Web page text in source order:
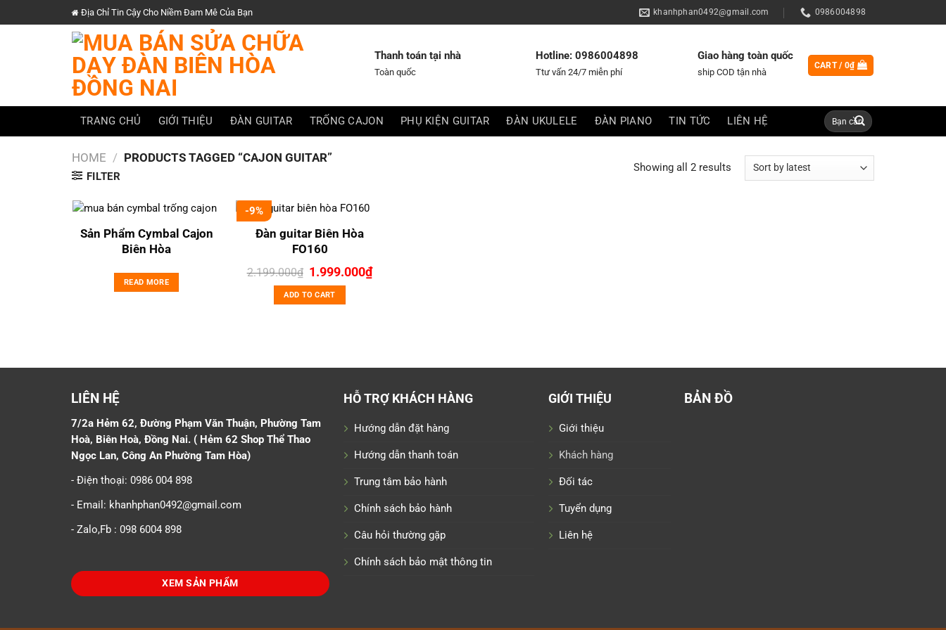
đến
Địa Chỉ Tin Cậy Cho Niềm Đam Mê Của Bạn khanhphan0492@gmail.com 0986004898
Thanh toán tại nhà
Toàn quốc
Hotline: 0986004898
Ttư vấn 24/7 miễn phí
Giao hàng toàn quốc
ship COD tận nhà
CART / 0₫
TRANG CHỦ GIỚI THIỆU ĐÀN GUITAR TRỐNG CAJON PHỤ KIỆN GUITAR ĐÀN UKULELE ĐÀN PIANO TIN TỨC LIÊN HỆ
Search
for:
HOME / PRODUCTS TAGGED “CAJON GUITAR”
FILTER
Showing all 2 results
Sản Phẩm Cymbal Cajon
Biên Hòa
READ MORE
-9%
Đàn guitar Biên Hòa
FO160
2.199.000₫ Original
price
was:
2.199.000₫.
1.999.000₫Current
price
ADD TO CART
LIÊN HỆ
7/2a Hẻm 62, Đường Phạm Văn Thuận, Phường Tam
Hoà, Biên Hoà, Đồng Nai. ( Hẻm 62 Shop Thể Thao
Ngọc Lan, Công An Phường Tam Hòa)
- Điện thoại: 0986 004 898
- Email: khanhphan0492@gmail.com
- Zalo,Fb : 098 6004 898
XEM SẢN PHẨM
HỖ TRỢ KHÁCH HÀNG
Hướng dẫn đặt hàng
Hướng dẫn thanh toán
Trung tâm bảo hành
Chính sách bảo hành
Câu hỏi thường gặp
Chính sách bảo mật thông tin
GIỚI THIỆU
Giới thiệu
Khách hàng
Đối tác
Tuyển dụng
Liên hệ
BẢN ĐỒ